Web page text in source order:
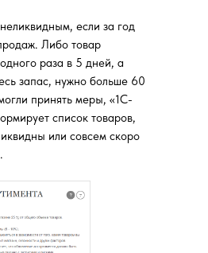
если за год
Либо товар
раза в 5 дней, а
запас, нужно больше 60
принять меры, «1С-
список товаров,
или совсем скоро